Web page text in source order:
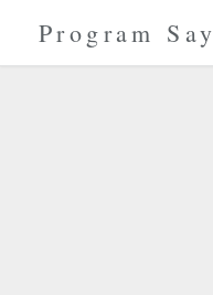
Program Say